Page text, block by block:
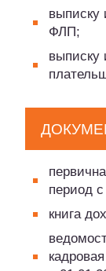
выписку
ФЛП;
выписку
период с
книга